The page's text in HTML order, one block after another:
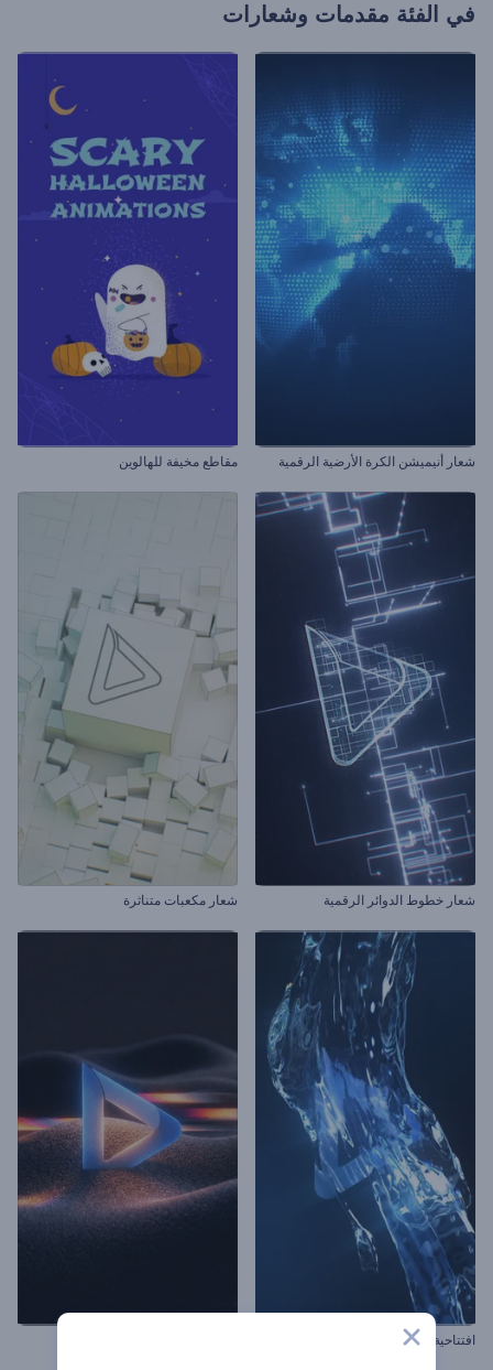
في الفئة مقدمات وشعارات
شعار أنيميشن الكرة الأرضية الرقمية مقاطع مخيفة للهالوين
شعار خطوط الدوائر الرقمية شعار مكعبات متناثرة
افتتاحية مياه كريستالية